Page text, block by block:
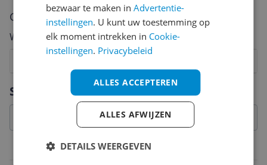
Specificaties
Belangrijkste kenmerken
Cijfer
Welk cijfer geef jij dit product?
Vraag 1 van 4
bezwaar te maken inAdvertentie-
instellingen. U kunt uw toestemming op
elk moment intrekken in Cookie-
instellingen. Privacybeleid
ALLES ACCEPTEREN
ALLES AFWIJZEN
DETAILS WEERGEVEN